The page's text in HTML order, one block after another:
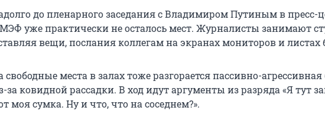
до пленарного заседания с Владимиром Путиным в пресс-
уже практически не осталось мест. Журналисты занимают
вещи, послания коллегам на экранах мониторов и листах
свободные места в залах тоже разгорается пассивно-агрессивная
за ковидной рассадки. В ход идут аргументы из разряда «Я тут
моя сумка. Ну и что, что на соседнем?».